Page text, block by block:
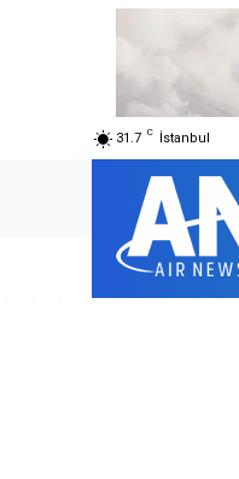
31.7 C İstanbul